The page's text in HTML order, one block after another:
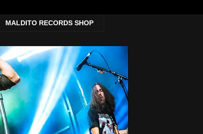
MALDITO RECORDS SHOP